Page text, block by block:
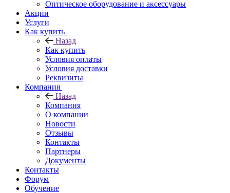
Оптическое оборудование и аксессуары
Акции
Услуги
Как купить
Назад
Как купить
Условия оплаты
Условия доставки
Реквизиты
Компания
Назад
Компания
О компании
Новости
Отзывы
Контакты
Партнеры
Документы
Контакты
Форум
Обучение